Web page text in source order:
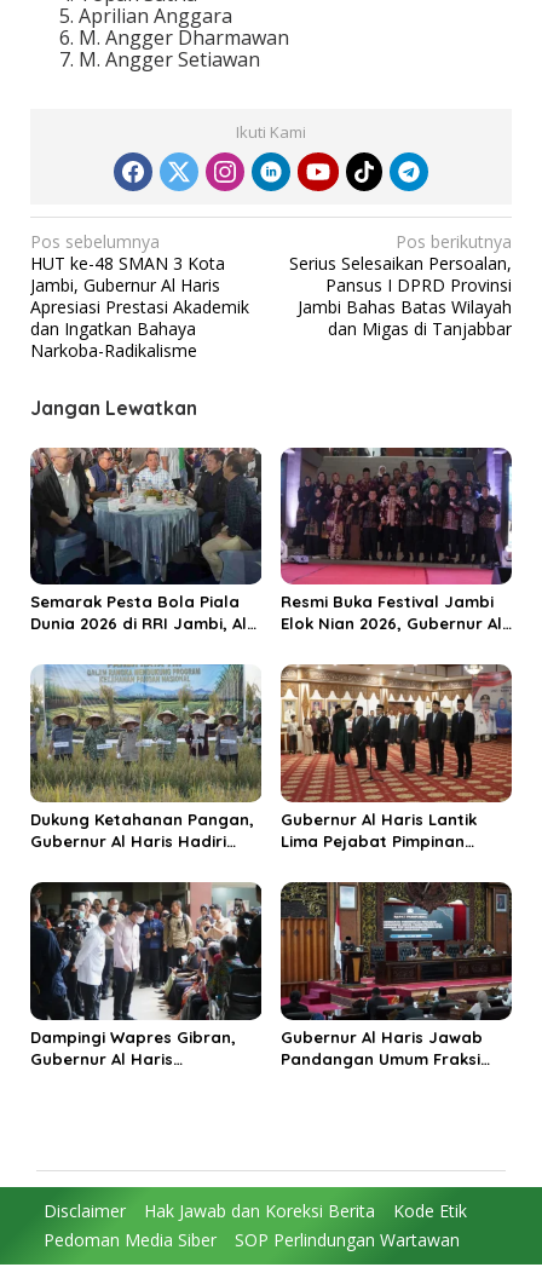
Aprilian Anggara
M. Angger Dharmawan
M. Angger Setiawan
Ikuti Kami
N
a
v
i
a
s
i
p
o
s
Pos sebelumnya
HUT ke-48 SMAN 3 Kota
Jambi, Gubernur Al Haris
Apresiasi Prestasi Akademik
dan Ingatkan Bahaya
Narkoba-Radikalisme
Pos berikutnya
Serius Selesaikan Persoalan,
Pansus I DPRD Provinsi
Jambi Bahas Batas Wilayah
dan Migas di Tanjabbar
Jangan Lewatkan
Semarak Pesta Bola Piala
Dunia 2026 di RRI Jambi, Al
Ekonomi Rakyat
Resmi Buka Festival Jambi
Elok Nian 2026, Gubernur Al
Jadi Destinasi Wisata
Budaya Unggulan
Dukung Ketahanan Pangan,
Gubernur Al Haris Hadiri
Kabupaten Tanjungjabung
Timur
Gubernur Al Haris Lantik
Lima Pejabat Pimpinan
Penguatan Kinerja dan
Integritas
Dampingi Wapres Gibran,
Gubernur Al Haris
Gubernur Al Haris Jawab
Pandangan Umum Fraksi
Disclaimer Hak Jawab dan Koreksi Berita
Kode Etik
Pedoman Media Siber
SOP Perlindungan Wartawan